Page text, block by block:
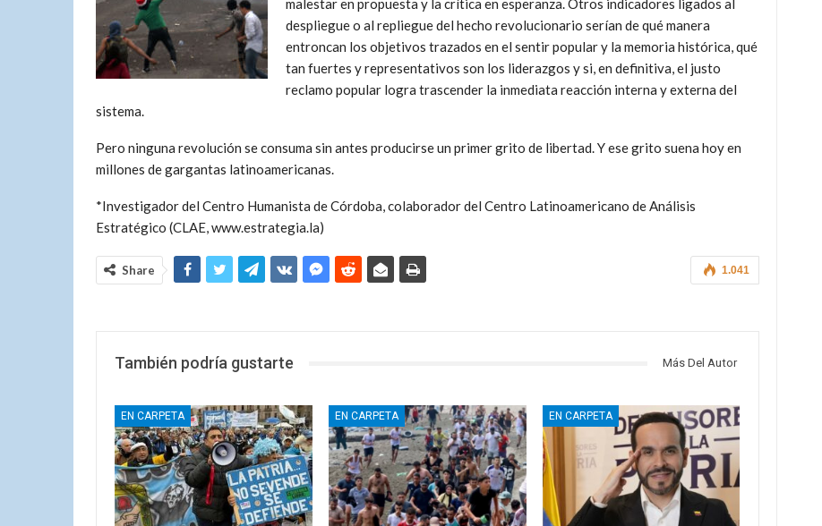
malestar en propuesta y la crítica en esperanza. Otros indicadores ligados al
despliegue o al repliegue del hecho revolucionario serían de qué manera
entroncan los objetivos trazados en el sentir popular y la memoria histórica, qué
tan fuertes y representativos son los liderazgos y si, en definitiva, el justo
reclamo popular logra trascender la inmediata reacción interna y externa del
sistema.
Pero ninguna revolución se consuma sin antes producirse un primer grito de libertad. Y ese grito suena hoy en
millones de gargantas latinoamericanas.
*Investigador del Centro Humanista de Córdoba, colaborador del Centro Latinoamericano de Análisis
Estratégico (CLAE, www.estrategia.la)
1.041
Share
También podría gustarte Más Del Autor
EN CARPETA EN CARPETA EN CARPETA